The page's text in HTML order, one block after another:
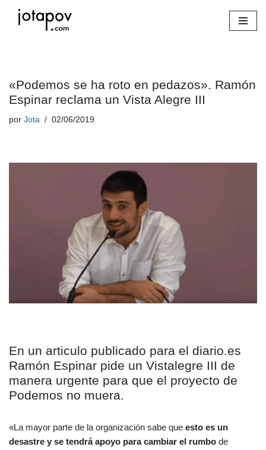
«Podemos se ha roto en pedazos». Ramón
Espinar reclama un Vista Alegre III
por Jota 02/06/2019
En un articulo publicado para el diario.es
Ramón Espinar pide un Vistalegre III de
manera urgente para que el proyecto de
Podemos no muera.
«La mayor parte de la organización sabe que esto es un
desastre y se tendrá apoyo para cambiar el rumbo de